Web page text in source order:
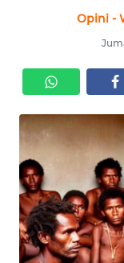
Opini -
SERBI
HUKRIM
OPINI
PERISTIWA
Informasi